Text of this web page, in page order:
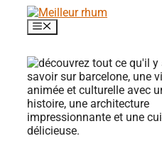
Přeskočit
obsah
Menu